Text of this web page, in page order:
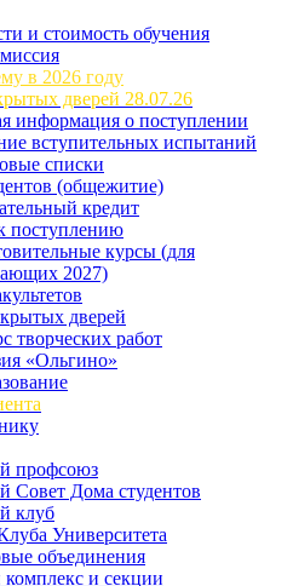
и стоимость обучения
в 2026 году
дверей 28.07.26
информация о поступлении
вступительных испытаний
списки
(общежитие)
кредит
поступлению
курсы (для
2027)
дверей
творческих работ
«Ольгино»
профсоюз
Совет Дома студентов
клуб
Университета
объединения
и секции